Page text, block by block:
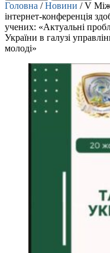
Головна /Новини /V
інтернет-конференція
учених: «Актуальні
України в галузі
молоді»